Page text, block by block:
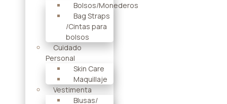
Bolsos/Monederos
Bag Straps
/Cintas para
bolsos
Cuidado
Personal
Skin Care
Maquillaje
Vestimenta
Blusas/